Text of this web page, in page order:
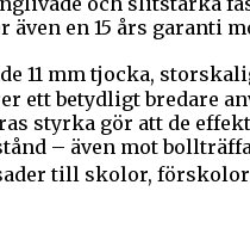
en 15 års garanti
11 mm tjocka,
betydligt bredare
styrka gör att de
– även mot
till skolor,